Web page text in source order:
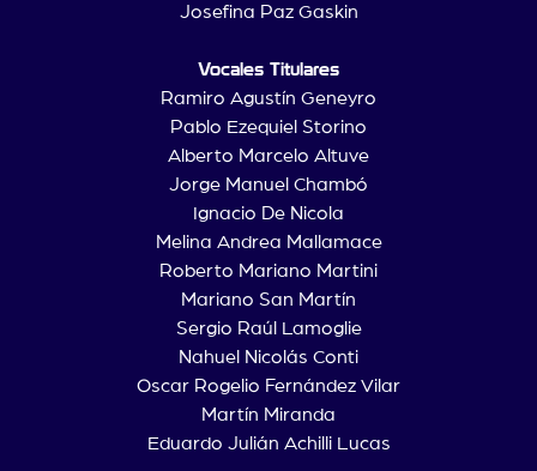
Josefina Paz Gaskin
Vocales Titulares
Ramiro Agustín Geneyro
Pablo Ezequiel Storino
Alberto Marcelo Altuve
Jorge Manuel Chambó
Ignacio De Nicola
Melina Andrea Mallamace
Roberto Mariano Martini
Mariano San Martín
Sergio Raúl Lamoglie
Nahuel Nicolás Conti
Oscar Rogelio Fernández Vilar
Martín Miranda
Eduardo Julián Achilli Lucas